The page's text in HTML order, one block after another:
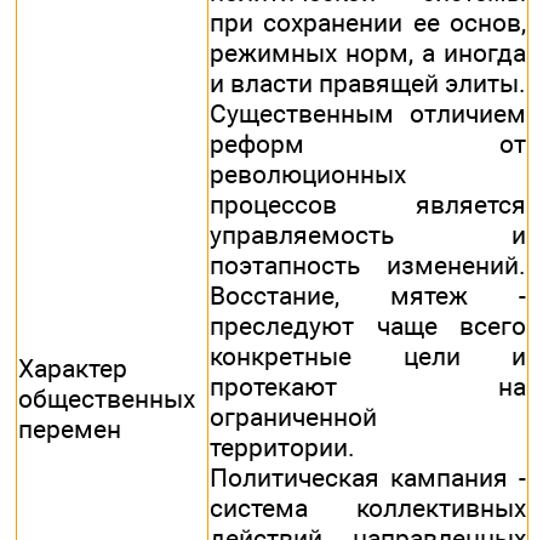
Характер
общественных
перемен
при сохранении ее основ,
режимных норм, а иногда
и власти правящей элиты.
Существенным отличием
реформ от
революционных
процессов является
управляемость и
поэтапность изменений.
Восстание, мятеж -
преследуют чаще всего
конкретные цели и
протекают на
ограниченной
территории.
Политическая кампания -
система коллективных